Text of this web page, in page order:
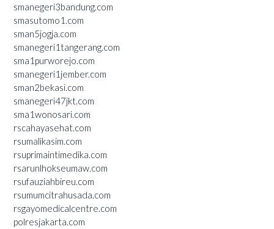
smanegeri3bandung.com
smasutomo1.com
sman5jogja.com
smanegeri1tangerang.com
sma1purworejo.com
smanegeri1jember.com
sman2bekasi.com
smanegeri47jkt.com
sma1wonosari.com
rscahayasehat.com
rsumalikasim.com
rsuprimaintimedika.com
rsarunlhokseumaw.com
rsufauziahbireu.com
rsumumcitrahusada.com
rsgayomedicalcentre.com
polresjakarta.com